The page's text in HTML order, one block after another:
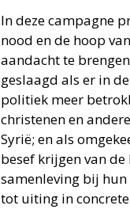
In deze campagne
nood en de hoop
aandacht te
geslaagd als er in
politiek meer
christenen en
Syrië; en als
besef krijgen van
samenleving bij
tot uiting in